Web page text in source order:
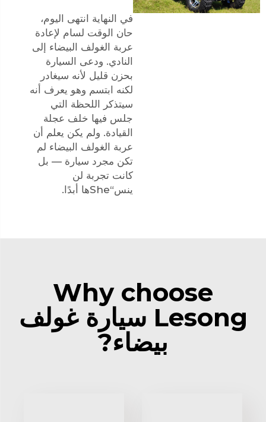
في النهاية انتهى اليوم،
حان الوقت لسام لإعادة
عربة الغولف البيضاء إلى
النادي. ودعى السيارة
بحزن قليل لأنه سيغادر
لكنه ابتسم وهو يعرف أنه
سيتذكر اللحظة التي
جلس فيها خلف عجلة
القيادة. ولم يكن يعلم أن
عربة الغولف البيضاء لم
تكن مجرد سيارة — بل
كانت تجربة لن
ينس“Sheها أبدًا.
Why choose
Lesong سيارة غولف
بيضاء?